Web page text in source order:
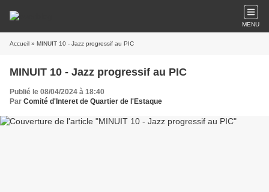
MENU
Accueil » MINUIT 10 - Jazz progressif au PIC
MINUIT 10 - Jazz progressif au PIC
Publié le 08/04/2024 à 18:40
Par Comité d'Interet de Quartier de l'Estaque